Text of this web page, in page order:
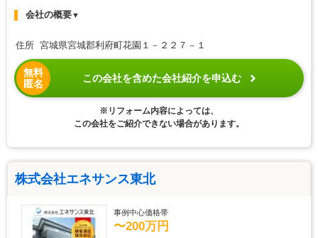
会社の概要▼
住所 宮城県宮城郡利府町花園１－２２７－１
無料
匿名
この会社を含めた会社紹介を申込む
※リフォーム内容によっては、
この会社をご紹介できない場合があります。
株式会社エネサンス東北
事例中心価格帯
〜200万円